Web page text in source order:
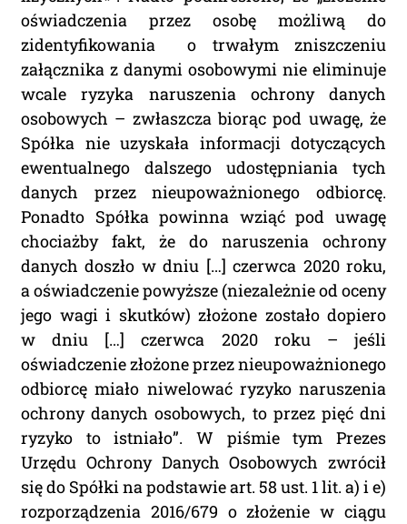
oświadczenia przez osobę możliwą do
zidentyfikowania o trwałym zniszczeniu
załącznika z danymi osobowymi nie eliminuje
wcale ryzyka naruszenia ochrony danych
osobowych – zwłaszcza biorąc pod uwagę, że
Spółka nie uzyskała informacji dotyczących
ewentualnego dalszego udostępniania tych
danych przez nieupoważnionego odbiorcę.
Ponadto Spółka powinna wziąć pod uwagę
chociażby fakt, że do naruszenia ochrony
danych doszło w dniu […] czerwca 2020 roku,
a oświadczenie powyższe (niezależnie od oceny
jego wagi i skutków) złożone zostało dopiero
w dniu […] czerwca 2020 roku – jeśli
oświadczenie złożone przez nieupoważnionego
odbiorcę miało niwelować ryzyko naruszenia
ochrony danych osobowych, to przez pięć dni
ryzyko to istniało”. W piśmie tym Prezes
Urzędu Ochrony Danych Osobowych zwrócił
się do Spółki na podstawie art. 58 ust. 1 lit. a) i e)
rozporządzenia 2016/679 o złożenie w ciągu